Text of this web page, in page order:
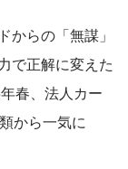
からの「無謀」
で正解に変えた
春、法人カー
から一気に